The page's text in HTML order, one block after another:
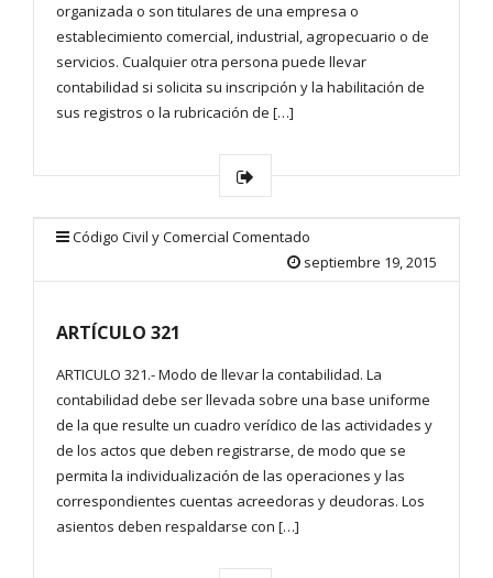
organizada o son titulares de una empresa o
establecimiento comercial, industrial, agropecuario o de
servicios. Cualquier otra persona puede llevar
contabilidad si solicita su inscripción y la habilitación de
sus registros o la rubricación de […]
Código Civil y Comercial Comentado
septiembre 19, 2015
ARTÍCULO 321
ARTICULO 321.- Modo de llevar la contabilidad. La
contabilidad debe ser llevada sobre una base uniforme
de la que resulte un cuadro verídico de las actividades y
de los actos que deben registrarse, de modo que se
permita la individualización de las operaciones y las
correspondientes cuentas acreedoras y deudoras. Los
asientos deben respaldarse con […]